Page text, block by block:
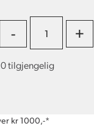
- +
0tilgjengelig
kr 1000,-*